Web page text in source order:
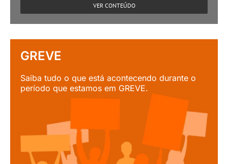
VER CONTEÚDO
GREVE
Saiba tudo o que está acontecendo durante o
período que estamos em GREVE.